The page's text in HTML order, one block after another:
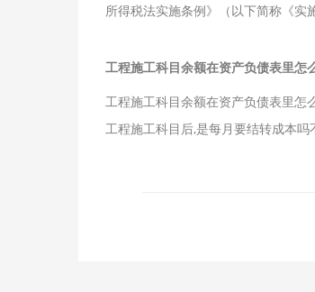
所得税法实施条例》（以下简称《实
工程施工科目余额在资产负债表里怎
工程施工科目余额在资产负债表里
工程施工科目后,是每月要结转成本吗